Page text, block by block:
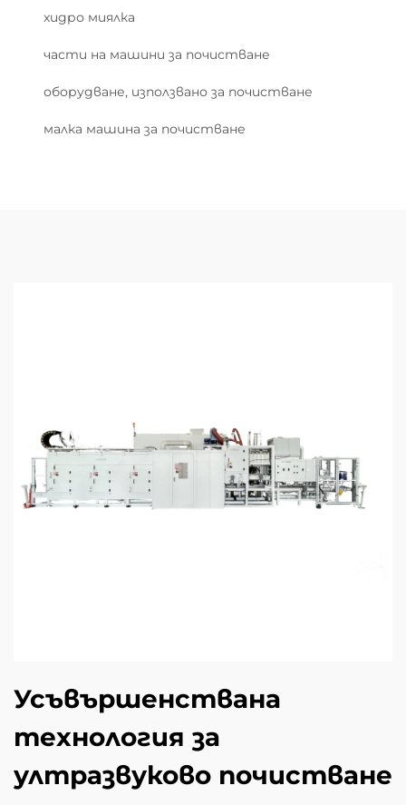
хидро миялка
части на машини за почистване
оборудване, използвано за почистване
малка машина за почистване
Усъвършенствана
технология за
ултразвуково почистване